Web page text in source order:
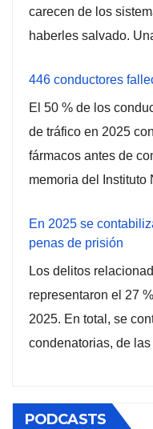
carecen de los
haberles salvado.
446 conductores
El 50 % de los
de tráfico en 2025
fármacos antes de
memoria del Instituto
En 2025 se
penas de prisión
Los delitos
representaron el 27
2025. En total, se
condenatorias, de
PODCASTS